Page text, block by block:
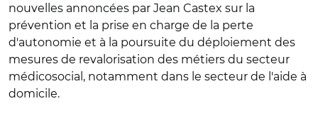
nouvelles annoncées par Jean Castex sur la
prévention et la prise en charge de la perte
d'autonomie et à la poursuite du déploiement des
mesures de revalorisation des métiers du secteur
médicosocial, notamment dans le secteur de l'aide à
domicile.